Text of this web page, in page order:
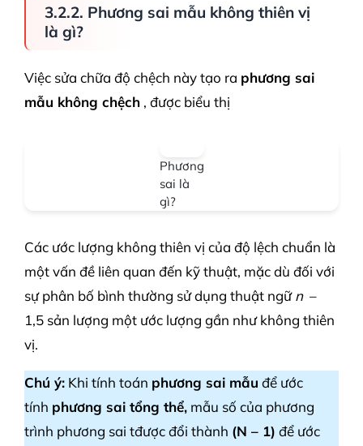
3.2.2. Phương sai mẫu không thiên vị
là gì?
Việc sửa chữa độ chệch này tạo ra phương sai
mẫu không chệch , được biểu thị
Phương
sai là
gì?
Các ước lượng không thiên vị của độ lệch chuẩn là
một vấn đề liên quan đến kỹ thuật, mặc dù đối với
sự phân bố bình thường sử dụng thuật ngữn–
1,5 sản lượng một ước lượng gần như không thiên
vị.
Chú ý: Khi tính toán phương sai mẫu để ước
tính phương sai tổng thể, mẫu số của phương
trình phương sai tđược đổi thành (N – 1) để ước